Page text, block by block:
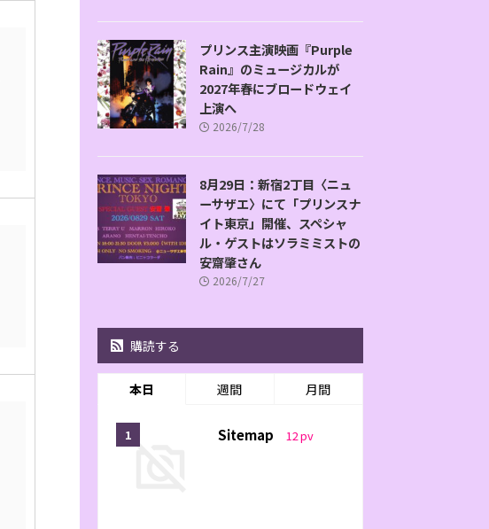
プリンス主演映画『Purple
Rain』のミュージカルが
2027年春にブロードウェイ
上演へ
2026/7/28
8月29日：新宿2丁目〈ニュ
ーサザエ〉にて「プリンスナ
イト東京」開催、スペシャ
ル・ゲストはソラミミストの
安齋肇さん
2026/7/27
購読する
本日 週間 月間
Sitemap 12pv